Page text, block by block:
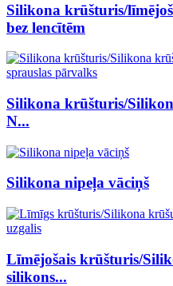
Silikona krūšturis/
bez lencītēm
Silikona krūšturis/
N...
Silikona nipeļa vāciņš
Līmējošais krūšturis/
silikons...